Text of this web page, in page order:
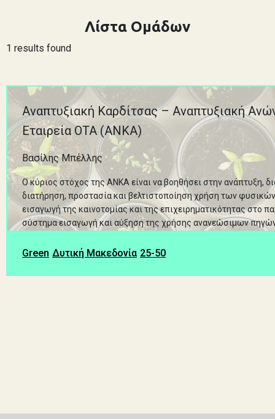
Επικοινωνία
Λίστα Ομάδων
1 results found
Αναπτυξιακή Καρδίτσας – Αναπτυξιακή
Εταιρεία ΟΤΑ (ΑΝΚΑ)
Βασίλης Μπέλλης
Ο κύριος στόχος της ANKA είναι να βοηθήσει στην ανάπτυξη,
διατήρηση, προστασία και βελτιστοποίηση χρήση των
εισαγωγή της καινοτομίας και της επιχειρηματικότητας στο
σύστημα·εισαγωγή και αύξηση της χρήσης ανανεώσιμων πηγών
κοινωνική ανάπτυξη και τη γενικότερη ανάπτυξη της
Green Δυτική Μακεδονία 25-50